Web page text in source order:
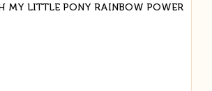
MY LITTLE PONY RAINBOW POWER